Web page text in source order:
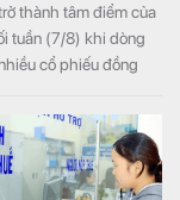
thành tâm điểm của
tuần (7/8) khi dòng
cổ phiếu đồng